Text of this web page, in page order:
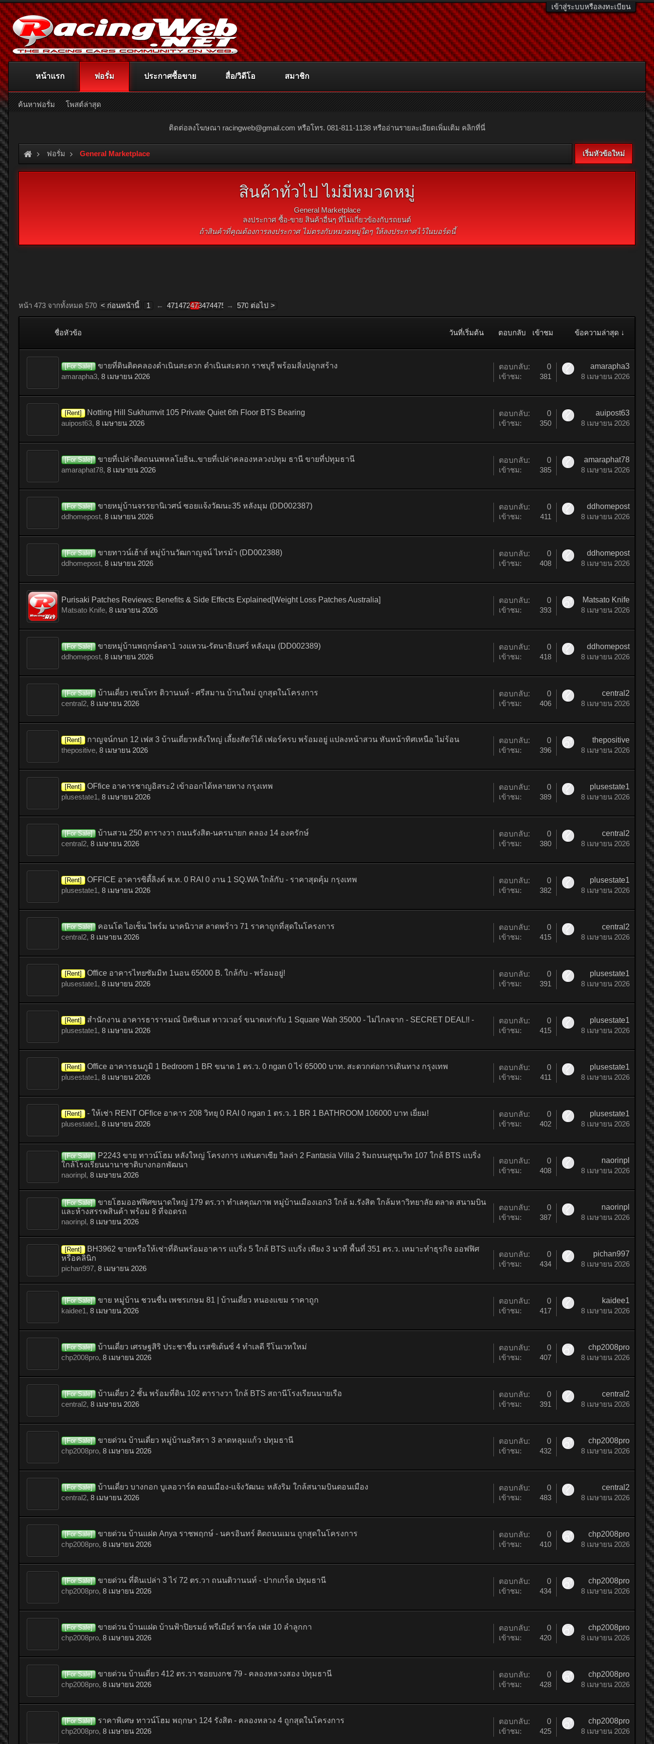
เข้าสู่ระบบหรือลงทะเบียน
ติดต่อลงโฆษณา racingweb@gmail.com หรือโทร. 081-811-1138 หรืออ่านรายละเอียดเพิ่มเติม คลิกที่นี่
เริ่มหัวข้อใหม่
ฟอรั่ม General Marketplace
สินค้าทั่วไป ไม่มีหมวดหมู่
General Marketplace
ลงประกาศ ซื้อ-ขาย สินค้าอื่นๆ ที่ไม่เกี่ยวข้องกับรถยนต์
ถ้าสินค้าที่คุณต้องการลงประกาศ ไม่ตรงกับหมวดหมู่ใดๆ ให้ลงประกาศไว้ในบอร์ดนี้
หน้า 473 จากทั้งหมด 570 < ก่อนหน้านี้ 1 ← 471472473474475 → 570 ต่อไป >
ชื่อหัวข้อ วันที่เริ่มต้น ตอบกลับ เข้าชม ข้อความล่าสุด ↓
[For Sale]
ขายที่ดินติดคลองดำเนินสะดวก ดำเนินสะดวก ราชบุรี พร้อมสิ่งปลูกสร้าง
amarapha3, 8 เมษายน 2026
ตอบกลับ:
0
เข้าชม:
381
amarapha3
8 เมษายน 2026
[Rent]
Notting Hill Sukhumvit 105 Private Quiet 6th Floor BTS Bearing
auipost63, 8 เมษายน 2026
ตอบกลับ:
0
เข้าชม:
350
auipost63
8 เมษายน 2026
[For Sale]
ขายที่เปล่าติดถนนพหลโยธิน..ขายที่เปล่าคลองหลวงปทุม ธานี ขายที่ปทุมธานี
amaraphat78, 8 เมษายน 2026
ตอบกลับ:
0
เข้าชม:
385
amaraphat78
8 เมษายน 2026
[For Sale]
ขายหมู่บ้านจรรยานิเวศน์ ซอยแจ้งวัฒนะ35 หลังมุม (DD002387)
ddhomepost, 8 เมษายน 2026
ตอบกลับ:
0
เข้าชม:
411
ddhomepost
8 เมษายน 2026
[For Sale]
ขายทาวน์เฮ้าส์ หมู่บ้านวัฒกาญจน์ ไทรม้า (DD002388)
ddhomepost, 8 เมษายน 2026
ตอบกลับ:
0
เข้าชม:
408
ddhomepost
8 เมษายน 2026
Purisaki Patches Reviews: Benefits & Side Effects Explained[Weight Loss Patches Australia]
Matsato Knife, 8 เมษายน 2026
ตอบกลับ:
0
เข้าชม:
393
Matsato Knife
8 เมษายน 2026
[For Sale]
ขายหมู่บ้านพฤกษ์ลดา1 วงแหวน-รัตนาธิเบศร์ หลังมุม (DD002389)
ddhomepost, 8 เมษายน 2026
ตอบกลับ:
0
เข้าชม:
418
ddhomepost
8 เมษายน 2026
[For Sale]
บ้านเดี่ยว เซนโทร ติวานนท์ - ศรีสมาน บ้านใหม่ ถูกสุดในโครงการ
central2, 8 เมษายน 2026
ตอบกลับ:
0
เข้าชม:
406
central2
8 เมษายน 2026
[Rent]
กาญจน์กนก 12 เฟส 3 บ้านเดี่ยวหลังใหญ่ เลี้ยงสัตว์ได้ เฟอร์ครบ พร้อมอยู่ แปลงหน้าสวน หันหน้าทิศเหนือ ไม่ร้อน
thepositive, 8 เมษายน 2026
ตอบกลับ:
0
เข้าชม:
396
thepositive
8 เมษายน 2026
[Rent]
OFfice อาคารชาญอิสระ2 เข้าออกได้หลายทาง กรุงเทพ
plusestate1, 8 เมษายน 2026
ตอบกลับ:
0
เข้าชม:
389
plusestate1
8 เมษายน 2026
[For Sale]
บ้านสวน 250 ตารางวา ถนนรังสิต-นครนายก คลอง 14 องครักษ์
central2, 8 เมษายน 2026
ตอบกลับ:
0
เข้าชม:
380
central2
8 เมษายน 2026
[Rent]
OFFICE อาคารซิตี้ลิงค์ พ.ท. 0 RAI 0 งาน 1 SQ.WA ใกล้กับ - ราคาสุดคุ้ม กรุงเทพ
plusestate1, 8 เมษายน 2026
ตอบกลับ:
0
เข้าชม:
382
plusestate1
8 เมษายน 2026
[For Sale]
คอนโด ไอเซ็น ไพร์ม นาคนิวาส ลาดพร้าว 71 ราคาถูกที่สุดในโครงการ
central2, 8 เมษายน 2026
ตอบกลับ:
0
เข้าชม:
415
central2
8 เมษายน 2026
[Rent]
Office อาคารไทยซัมมิท 1นอน 65000 B. ใกล้กับ - พร้อมอยู่!
plusestate1, 8 เมษายน 2026
ตอบกลับ:
0
เข้าชม:
391
plusestate1
8 เมษายน 2026
[Rent]
สำนักงาน อาคารธารารมณ์ บิสซิเนส ทาวเวอร์ ขนาดเท่ากับ 1 Square Wah 35000 - ไม่ไกลจาก - SECRET DEAL!! -
plusestate1, 8 เมษายน 2026
ตอบกลับ:
0
เข้าชม:
415
plusestate1
8 เมษายน 2026
[Rent]
Office อาคารธนภูมิ 1 Bedroom 1 BR ขนาด 1 ตร.ว. 0 ngan 0 ไร่ 65000 บาท. สะดวกต่อการเดินทาง กรุงเทพ
plusestate1, 8 เมษายน 2026
ตอบกลับ:
0
เข้าชม:
411
plusestate1
8 เมษายน 2026
[Rent]
- ให้เช่า RENT OFfice อาคาร 208 วิทยุ 0 RAI 0 ngan 1 ตร.ว. 1 BR 1 BATHROOM 106000 บาท เยี่ยม!
plusestate1, 8 เมษายน 2026
ตอบกลับ:
0
เข้าชม:
402
plusestate1
8 เมษายน 2026
[For Sale]
P2243 ขาย ทาวน์โฮม หลังใหญ่ โครงการ แฟนตาเซีย วิลล่า 2 Fantasia Villa 2 ริมถนนสุขุมวิท 107 ใกล้ BTS แบริ่ง
ใกล้โรงเรียนนานาชาติบางกอกพัฒนา
naorinpl, 8 เมษายน 2026
ตอบกลับ:
0
เข้าชม:
408
naorinpl
8 เมษายน 2026
[For Sale]
ขายโฮมออฟฟิศขนาดใหญ่ 179 ตร.วา ทำเลคุณภาพ หมู่บ้านเมืองเอก3 ใกล้ ม.รังสิต ใกล้มหาวิทยาลัย ตลาด สนามบิน
และห้างสรรพสินค้า พร้อม 8 ที่จอดรถ
naorinpl, 8 เมษายน 2026
ตอบกลับ:
0
เข้าชม:
387
naorinpl
8 เมษายน 2026
[Rent]
BH3962 ขายหรือให้เช่าที่ดินพร้อมอาคาร แบริ่ง 5 ใกล้ BTS แบริ่ง เพียง 3 นาที พื้นที่ 351 ตร.ว. เหมาะทำธุรกิจ ออฟฟิศ
หรือคลินิก
pichan997, 8 เมษายน 2026
ตอบกลับ:
0
เข้าชม:
434
pichan997
8 เมษายน 2026
[For Sale]
ขาย หมู่บ้าน ชวนชื่น เพชรเกษม 81 | บ้านเดี่ยว หนองแขม ราคาถูก
kaidee1, 8 เมษายน 2026
ตอบกลับ:
0
เข้าชม:
417
kaidee1
8 เมษายน 2026
[For Sale]
บ้านเดี่ยว เศรษฐสิริ ประชาชื่น เรสซิเด้นซ์ 4 ทำเลดี รีโนเวทใหม่
chp2008pro, 8 เมษายน 2026
ตอบกลับ:
0
เข้าชม:
407
chp2008pro
8 เมษายน 2026
[For Sale]
บ้านเดี่ยว 2 ชั้น พร้อมที่ดิน 102 ตารางวา ใกล้ BTS สถานีโรงเรียนนายเรือ
central2, 8 เมษายน 2026
ตอบกลับ:
0
เข้าชม:
391
central2
8 เมษายน 2026
[For Sale]
ขายด่วน บ้านเดี่ยว หมู่บ้านอริสรา 3 ลาดหลุมแก้ว ปทุมธานี
chp2008pro, 8 เมษายน 2026
ตอบกลับ:
0
เข้าชม:
432
chp2008pro
8 เมษายน 2026
[For Sale]
บ้านเดี่ยว บางกอก บูเลอวาร์ด ดอนเมือง-แจ้งวัฒนะ หลังริม ใกล้สนามบินดอนเมือง
central2, 8 เมษายน 2026
ตอบกลับ:
0
เข้าชม:
483
central2
8 เมษายน 2026
[For Sale]
ขายด่วน บ้านแฝด Anya ราชพฤกษ์ - นครอินทร์ ติดถนนเมน ถูกสุดในโครงการ
chp2008pro, 8 เมษายน 2026
ตอบกลับ:
0
เข้าชม:
410
chp2008pro
8 เมษายน 2026
[For Sale]
ขายด่วน ที่ดินเปล่า 3 ไร่ 72 ตร.วา ถนนติวานนท์ - ปากเกร็ด ปทุมธานี
chp2008pro, 8 เมษายน 2026
ตอบกลับ:
0
เข้าชม:
434
chp2008pro
8 เมษายน 2026
[For Sale]
ขายด่วน บ้านแฝด บ้านฟ้าปิยรมย์ พรีเมียร์ พาร์ค เฟส 10 ลำลูกกา
chp2008pro, 8 เมษายน 2026
ตอบกลับ:
0
เข้าชม:
420
chp2008pro
8 เมษายน 2026
[For Sale]
ขายด่วน บ้านเดี่ยว 412 ตร.วา ซอยบงกช 79 - คลองหลวงสอง ปทุมธานี
chp2008pro, 8 เมษายน 2026
ตอบกลับ:
0
เข้าชม:
428
chp2008pro
8 เมษายน 2026
[For Sale]
ราคาพิเศษ ทาวน์โฮม พฤกษา 124 รังสิต - คลองหลวง 4 ถูกสุดในโครงการ
chp2008pro, 8 เมษายน 2026
ตอบกลับ:
0
เข้าชม:
425
chp2008pro
8 เมษายน 2026
หน้าแรก ฟอรั่ม
ค้นหาฟอรั่ม โพสต์ล่าสุด
ประกาศซื้อขาย สื่อ/วิดีโอ สมาชิก